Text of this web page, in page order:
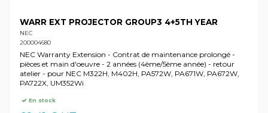
WARR EXT PROJECTOR GROUP3 4+5TH YEAR
NEC
200004680
NEC Warranty Extension - Contrat de maintenance prolongé -
pièces et main d'oeuvre - 2 années (4ème/5ème année) - retour
atelier - pour NEC M322H, M402H, PA572W, PA671W, PA672W,
PA722X, UM352Wi
En stock